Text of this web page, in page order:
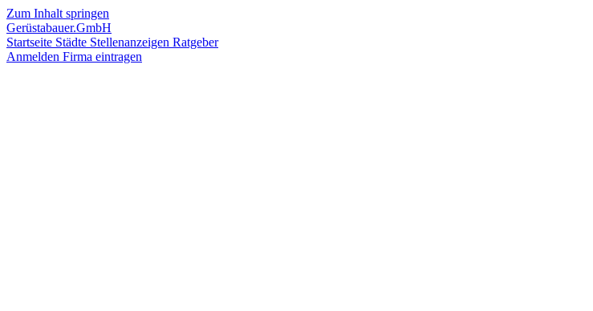
Zum Inhalt springen
Gerüstabauer.GmbH
Startseite Städte Stellenanzeigen Ratgeber
Anmelden Firma eintragen